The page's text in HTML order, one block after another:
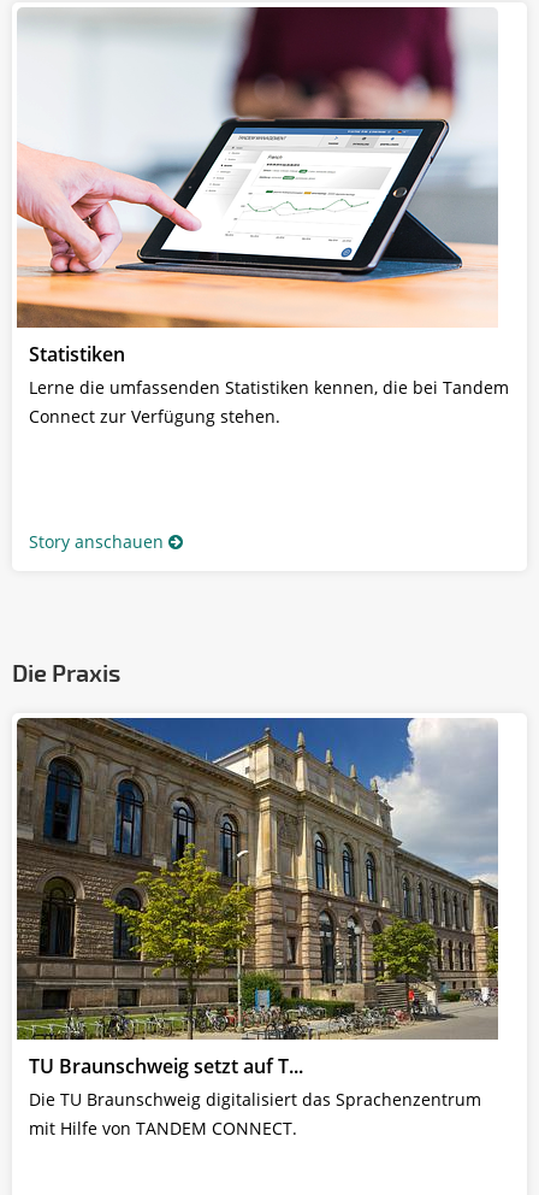
Statistiken
Lerne die umfassenden Statistiken kennen, die bei Tandem
Connect zur Verfügung stehen.
Story anschauen
Die Praxis
TU Braunschweig setzt auf T...
Die TU Braunschweig digitalisiert das Sprachenzentrum
mit Hilfe von TANDEM CONNECT.